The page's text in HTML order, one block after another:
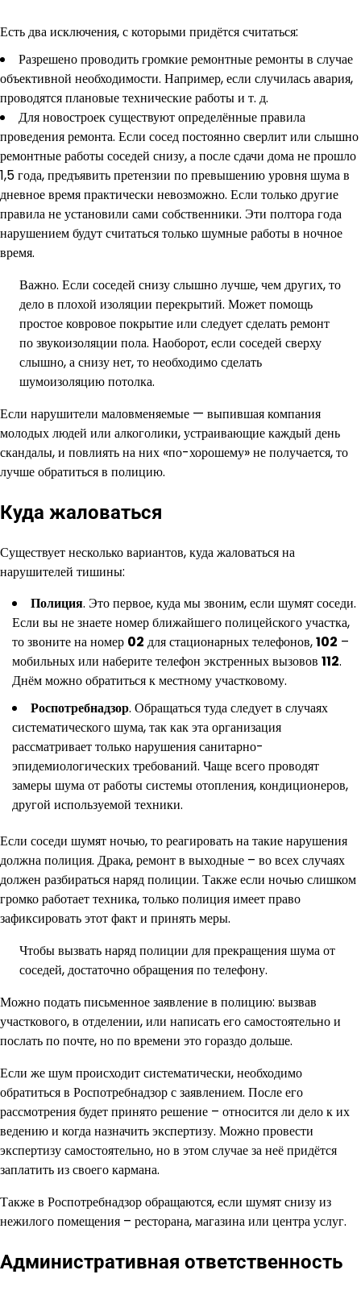
Есть два исключения, с которыми придётся считаться:
Разрешено проводить громкие ремонтные ремонты в случае
объективной необходимости. Например, если случилась авария,
проводятся плановые технические работы и т. д.
Для новостроек существуют определённые правила
проведения ремонта. Если сосед постоянно сверлит или слышно
ремонтные работы соседей снизу, а после сдачи дома не прошло
1,5 года, предъявить претензии по превышению уровня шума в
дневное время практически невозможно. Если только другие
правила не установили сами собственники. Эти полтора года
нарушением будут считаться только шумные работы в ночное
время.
Важно. Если соседей снизу слышно лучше, чем других, то
дело в плохой изоляции перекрытий. Может помощь
простое ковровое покрытие или следует сделать ремонт
по звукоизоляции пола. Наоборот, если соседей сверху
слышно, а снизу нет, то необходимо сделать
шумоизоляцию потолка.
Если нарушители маловменяемые — выпившая компания
молодых людей или алкоголики, устраивающие каждый день
скандалы, и повлиять на них «по-хорошему» не получается, то
лучше обратиться в полицию.
Куда жаловаться
Существует несколько вариантов, куда жаловаться на
нарушителей тишины:
Полиция. Это первое, куда мы звоним, если шумят соседи.
Если вы не знаете номер ближайшего полицейского участка,
то звоните на номер 02 для стационарных телефонов,102 –
мобильных или наберите телефон экстренных вызовов 112.
Днём можно обратиться к местному участковому.
Роспотребнадзор. Обращаться туда следует в случаях
систематического шума, так как эта организация
рассматривает только нарушения санитарно-
эпидемиологических требований. Чаще всего проводят
замеры шума от работы системы отопления, кондиционеров,
другой используемой техники.
Если соседи шумят ночью, то реагировать на такие нарушения
должна полиция. Драка, ремонт в выходные – во всех случаях
должен разбираться наряд полиции. Также если ночью слишком
громко работает техника, только полиция имеет право
зафиксировать этот факт и принять меры.
Чтобы вызвать наряд полиции для прекращения шума от
соседей, достаточно обращения по телефону.
Можно подать письменное заявление в полицию: вызвав
участкового, в отделении, или написать его самостоятельно и
послать по почте, но по времени это гораздо дольше.
Если же шум происходит систематически, необходимо
обратиться в Роспотребнадзор с заявлением. После его
рассмотрения будет принято решение – относится ли дело к их
ведению и когда назначить экспертизу. Можно провести
экспертизу самостоятельно, но в этом случае за неё придётся
заплатить из своего кармана.
Также в Роспотребнадзор обращаются, если шумят снизу из
нежилого помещения – ресторана, магазина или центра услуг.
Административная ответственность